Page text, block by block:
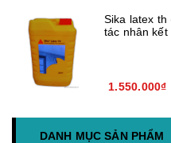
Sika latex th
tác nhân kết
1.550.000₫
DANH MỤC SẢN PHẨM